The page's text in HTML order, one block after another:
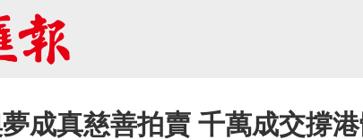
夢成真慈善拍賣 千萬成交撐